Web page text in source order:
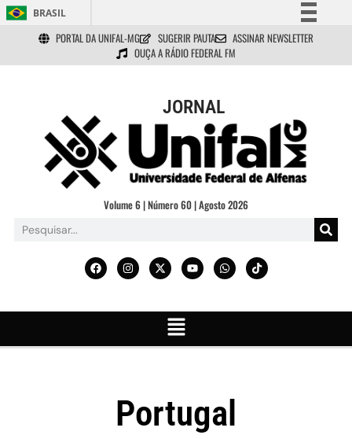
BRASIL
Simplifique!
Comunica BR
Acesso à informação
Legislação
Canais
PORTAL DA UNIFAL-MG SUGERIR PAUTA
ASSINAR NEWSLETTER
OUÇA A RÁDIO FEDERAL FM
JORNAL
Volume 6 | Número 60 | Agosto 2026
Portugal